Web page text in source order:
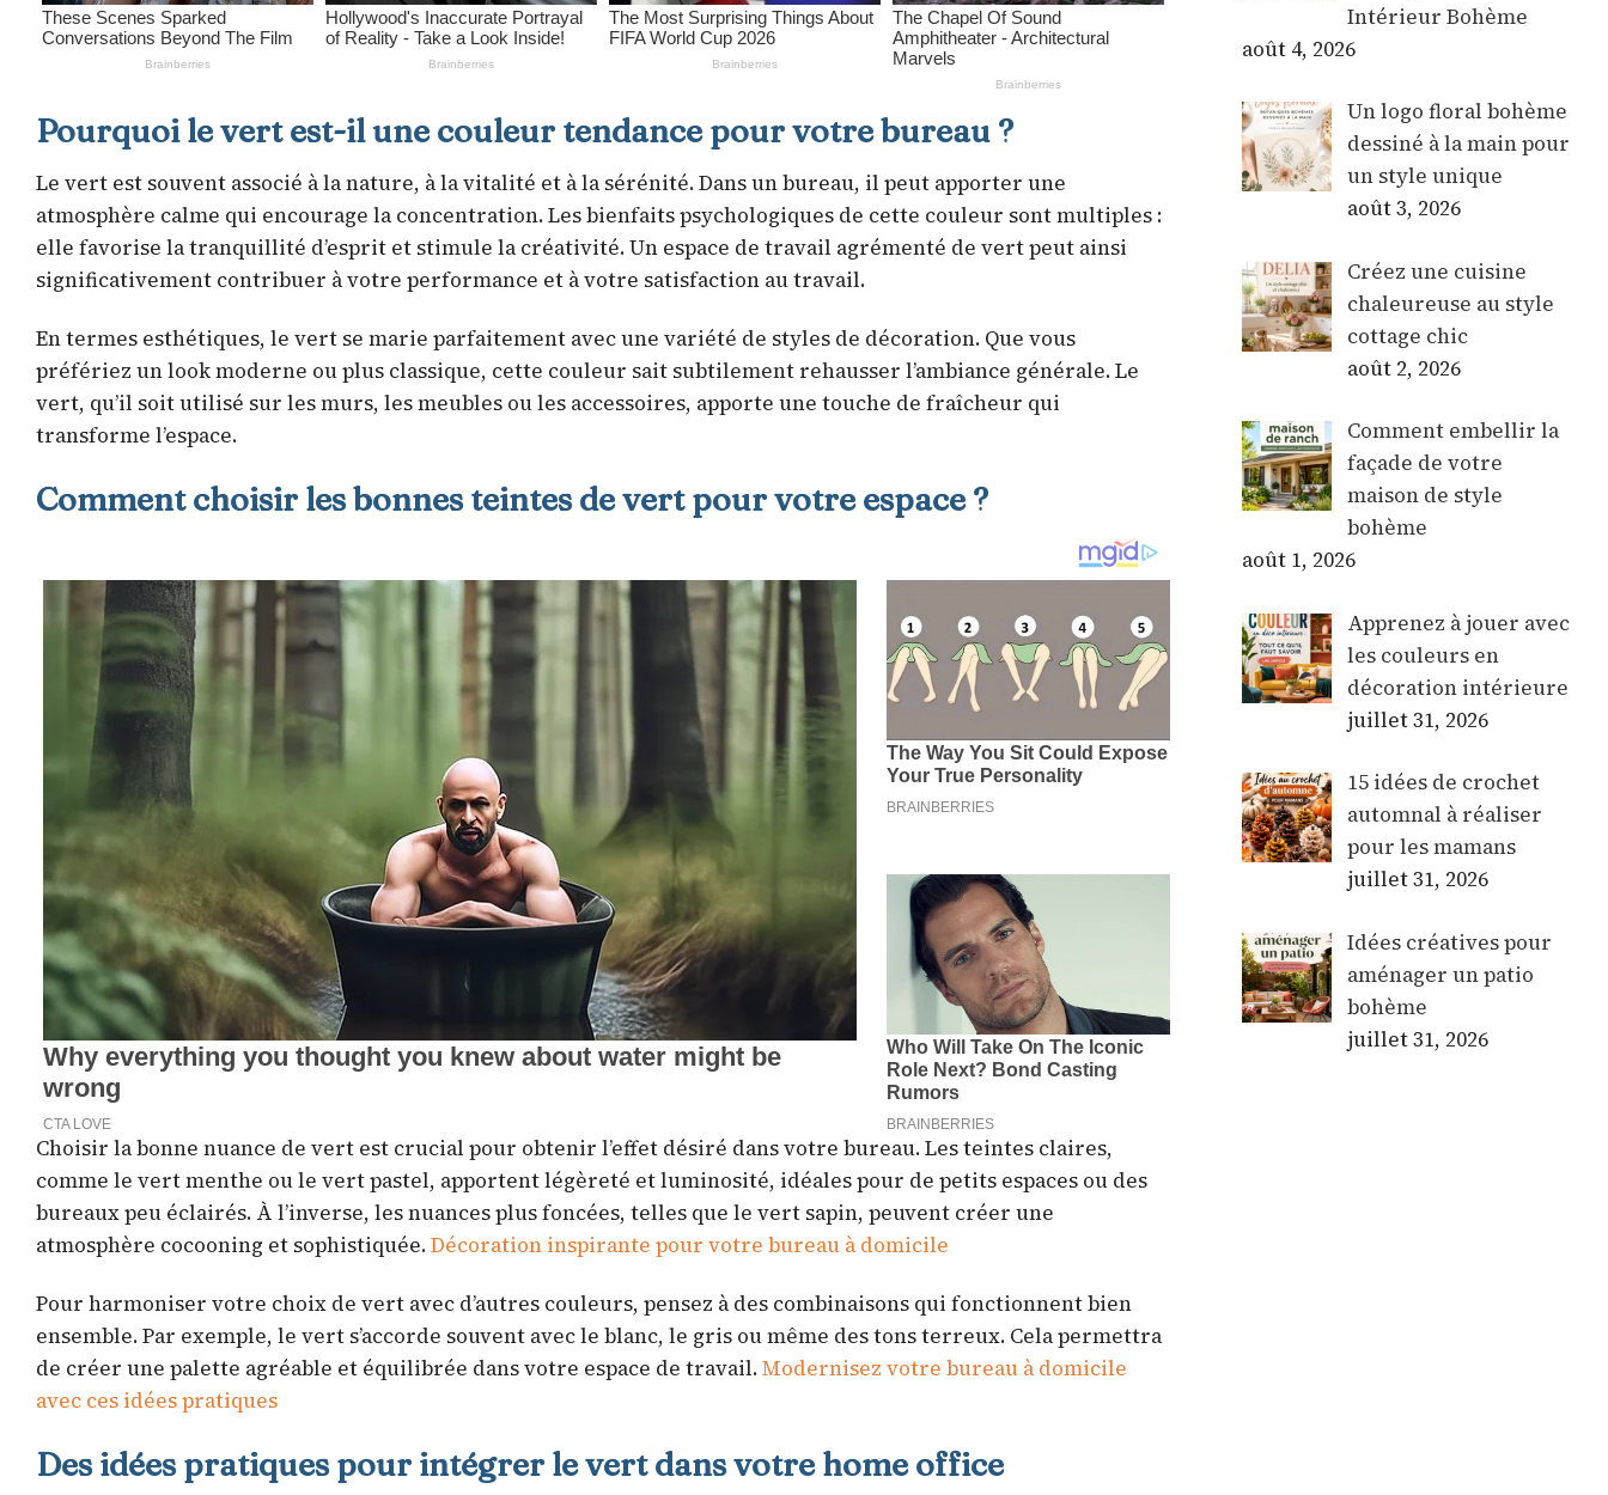
Pourquoi le vert est-il une couleur tendance pour votre bureau ?
Le vert est souvent associé à la nature, à la vitalité et à la sérénité. Dans un bureau, il peut apporter une
atmosphère calme qui encourage la concentration. Les bienfaits psychologiques de cette couleur sont multiples :
elle favorise la tranquillité d’esprit et stimule la créativité. Un espace de travail agrémenté de vert peut ainsi
significativement contribuer à votre performance et à votre satisfaction au travail.
En termes esthétiques, le vert se marie parfaitement avec une variété de styles de décoration. Que vous
préfériez un look moderne ou plus classique, cette couleur sait subtilement rehausser l’ambiance générale. Le
vert, qu’il soit utilisé sur les murs, les meubles ou les accessoires, apporte une touche de fraîcheur qui
transforme l’espace.
Comment choisir les bonnes teintes de vert pour votre espace ?
Choisir la bonne nuance de vert est crucial pour obtenir l’effet désiré dans votre bureau. Les teintes claires,
comme le vert menthe ou le vert pastel, apportent légèreté et luminosité, idéales pour de petits espaces ou des
bureaux peu éclairés. À l’inverse, les nuances plus foncées, telles que le vert sapin, peuvent créer une
atmosphère cocooning et sophistiquée.Décoration inspirante pour votre bureau à domicile
Pour harmoniser votre choix de vert avec d’autres couleurs, pensez à des combinaisons qui fonctionnent bien
ensemble. Par exemple, le vert s’accorde souvent avec le blanc, le gris ou même des tons terreux. Cela permettra
de créer une palette agréable et équilibrée dans votre espace de travail.Modernisez votre bureau à domicile
avec ces idées pratiques
Des idées pratiques pour intégrer le vert dans votre home office
Intérieur Bohème
août 4, 2026
Un logo floral bohème
dessiné à la main pour
un style unique
août 3, 2026
Créez une cuisine
chaleureuse au style
cottage chic
août 2, 2026
Comment embellir la
façade de votre
maison de style
bohème
août 1, 2026
Apprenez à jouer avec
les couleurs en
décoration intérieure
juillet 31, 2026
15 idées de crochet
automnal à réaliser
pour les mamans
juillet 31, 2026
Idées créatives pour
aménager un patio
bohème
juillet 31, 2026